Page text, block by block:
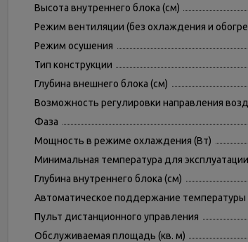
Высота внутреннего блока (см)
Режим вентиляции (без охлаждения и
Режим осушения
Тип конструкции
Глубина внешнего блока (см)
Возможность регулировки направления
Фаза
Мощность в режиме охлаждения (Вт)
Минимальная температура для
Глубина внутреннего блока (см)
Автоматическое поддержание температуры
Пульт дистанционного управления
Обслуживаемая площадь (кв. м)